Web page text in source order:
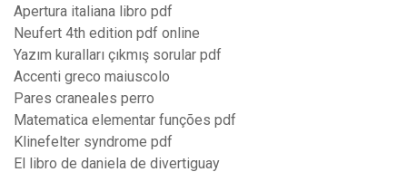
Apertura italiana libro pdf
Neufert 4th edition pdf online
Yazım kuralları çıkmış sorular pdf
Accenti greco maiuscolo
Pares craneales perro
Matematica elementar funções pdf
Klinefelter syndrome pdf
El libro de daniela de divertiguay